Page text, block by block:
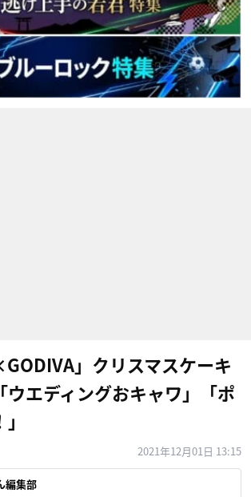
」クリスマスケーキ
ウエディングおキャワ」「ポ
2021年12月01日 13:15
編集部